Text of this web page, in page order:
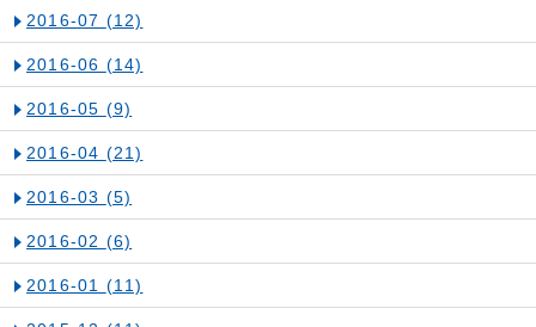
2016-07 (12)
2016-06 (14)
2016-05 (9)
2016-04 (21)
2016-03 (5)
2016-02 (6)
2016-01 (11)